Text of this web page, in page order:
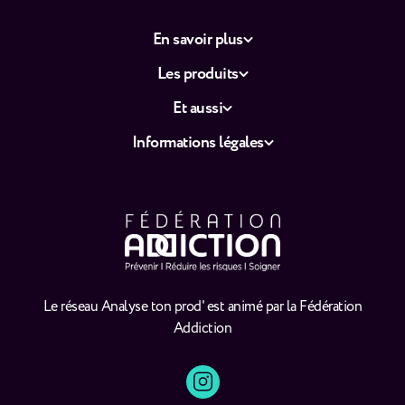
Le réseau Analyse ton prod' est animé par la Fédération
Addiction
En savoir plus
Les produits
Et aussi
Informations légales